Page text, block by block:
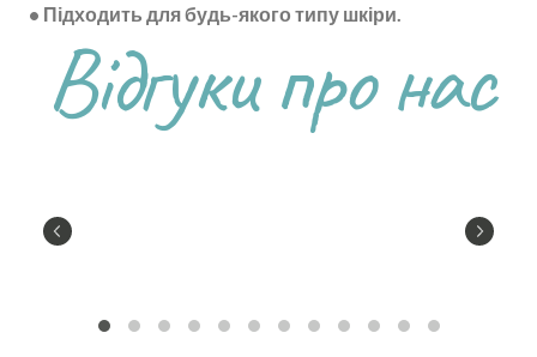
• Підходить для будь-якого типу шкіри.
Відгуки про нас